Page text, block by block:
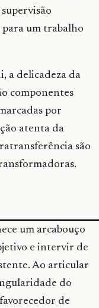
para um trabalho
a delicadeza da
componentes
por
atenta da
são
um arcabouço
e intervir de
Ao articular
do
de